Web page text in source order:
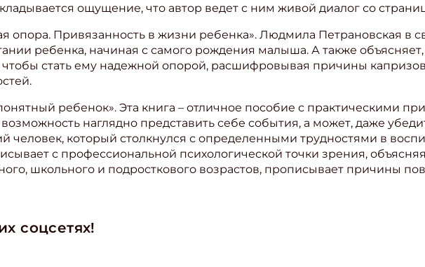
ощущение, что автор ведет с ним живой диалог со
опора. Привязанность в жизни ребенка». Людмила Петрановская в
ребенка, начиная с самого рождения малыша. А также объясняет,
чтобы стать ему надежной опорой, расшифровывая причины
ребенок». Эта книга – отличное пособие с практическими
наглядно представить себе события, а может, даже
человек, который столкнулся с определенными трудностями в
с профессиональной психологической точки зрения,
школьного и подросткового возрастов, прописывает причины
соцсетях!
на рассылку
"Классный журнал" в подарок!
имя
Ваш Email